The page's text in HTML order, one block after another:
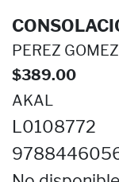
PEREZ
$389.00
AKAL
L0108772